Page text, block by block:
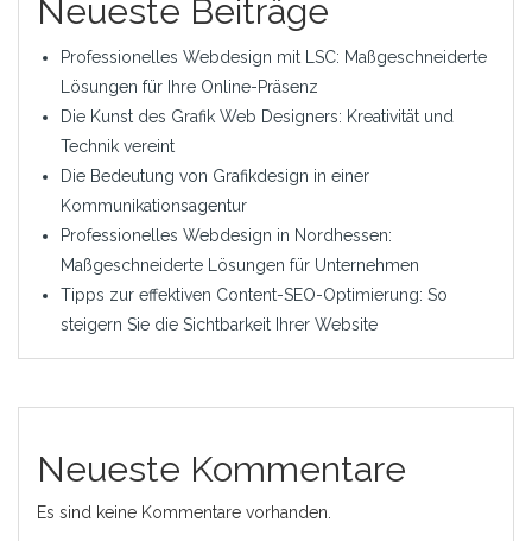
Neueste Beiträge
Professionelles Webdesign mit LSC: Maßgeschneiderte
Lösungen für Ihre Online-Präsenz
Die Kunst des Grafik Web Designers: Kreativität und
Technik vereint
Die Bedeutung von Grafikdesign in einer
Kommunikationsagentur
Professionelles Webdesign in Nordhessen:
Maßgeschneiderte Lösungen für Unternehmen
Tipps zur effektiven Content-SEO-Optimierung: So
steigern Sie die Sichtbarkeit Ihrer Website
Neueste Kommentare
Es sind keine Kommentare vorhanden.